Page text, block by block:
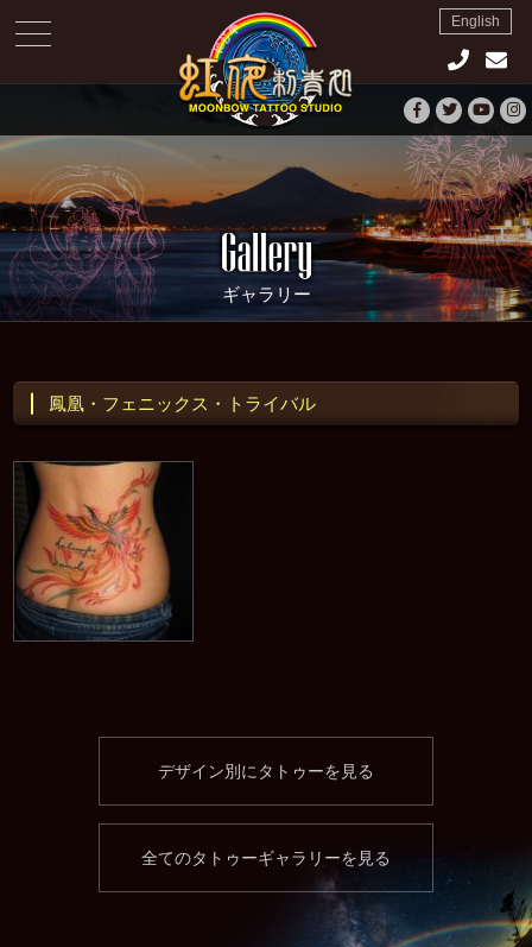
toggle
navigation
ギャラリー
English
鳳凰・フェニックス・トライバル
デザイン別にタトゥーを見る
全てのタトゥーギャラリーを見る